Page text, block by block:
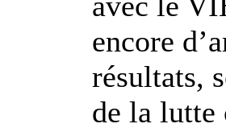
encore
résultats,
de la lutte